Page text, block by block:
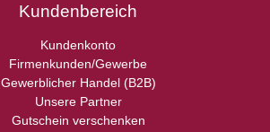
Kundenbereich
Kundenkonto
Firmenkunden/Gewerbe
Gewerblicher Handel (B2B)
Unsere Partner
Gutschein verschenken